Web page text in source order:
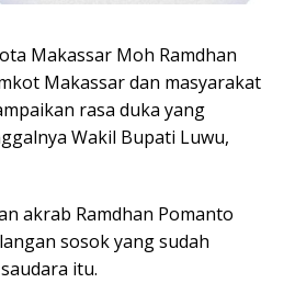
Makassar Moh Ramdhan
Makassar dan masyarakat
rasa duka yang
Wakil Bupati Luwu,
akrab Ramdhan Pomanto
sosok yang sudah
itu.